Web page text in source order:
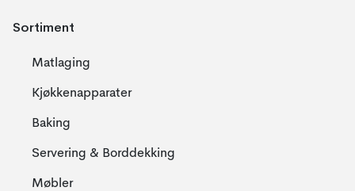
Sortiment
Matlaging
Kjøkkenapparater
Baking
Servering & Borddekking
Møbler